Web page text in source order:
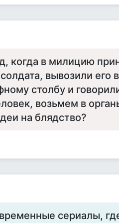
когда в милицию
вывозили его
столбу и
возьмем в
на блядство?
сериалы,